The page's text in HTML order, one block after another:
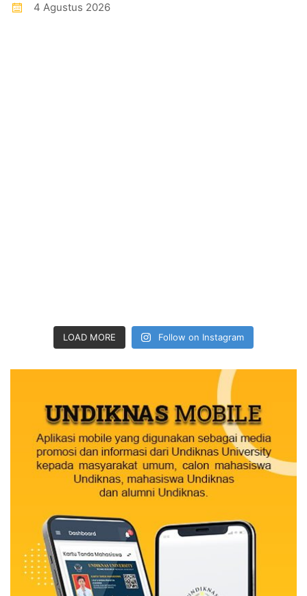
4 Agustus 2026
LOAD MORE Follow on Instagram